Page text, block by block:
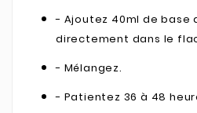
- Ajoutez 40ml de base
directement dans le
- Mélangez.
- Patientez 36 à 48